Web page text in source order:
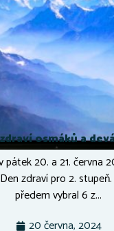
osmáků a
20. a 21. června
zdraví pro 2.
předem vybral 6 z...
20 června, 2024